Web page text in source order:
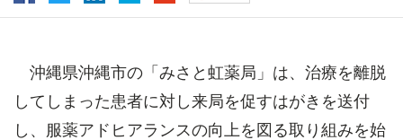
沖縄県沖縄市の「みさと虹薬局」は、治療を離脱
してしまった患者に対し来局を促すはがきを送付
し、服薬アドヒアランスの向上を図る取り組みを始